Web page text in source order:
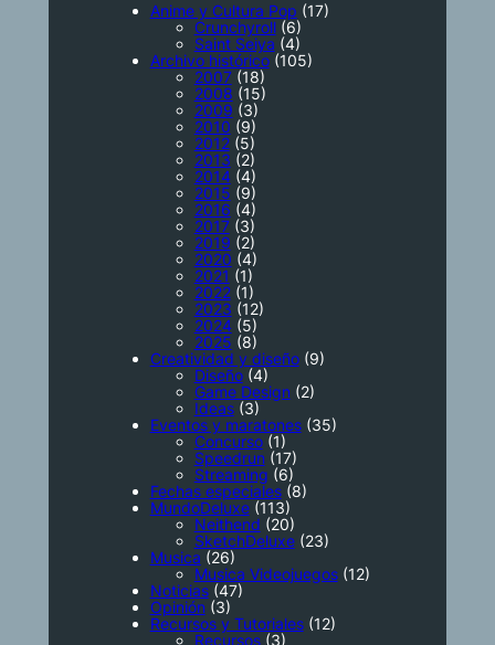
Anime y Cultura Pop (17)
Crunchyroll(6)
Saint Seiya (4)
Archivo histórico(105)
2007(18)
2008 (15)
2009 (3)
2010 (9)
2012(5)
2013 (2)
2014(4)
2015 (9)
2016 (4)
2017(3)
2019 (2)
2020 (4)
2021 (1)
2022(1)
2023 (12)
2024(5)
2025 (8)
Creatividad y diseño(9)
Diseño(4)
Game Design (2)
Ideas(3)
Eventos y maratones(35)
Concurso(1)
Speedrun (17)
Streaming (6)
Fechas especiales(8)
MundoDeluxe(113)
Neithend (20)
SketchDeluxe(23)
Musica (26)
Musica Videojuegos(12)
Noticias(47)
Opinión (3)
Recursos y Tutoriales(12)
Recursos(3)